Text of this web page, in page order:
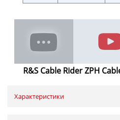
R&S Cable Rider ZPH
Характеристики